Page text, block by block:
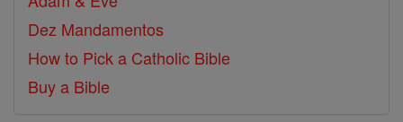
Dez Mandamentos
How to Pick a Catholic Bible
Buy a Bible